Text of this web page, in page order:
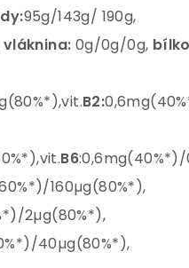
95g/143g/ 190g,
vláknina: 0g/0g/0g,
B2:
B6
160µg(80%*),
2µg(80%*),
40µg(80%*),